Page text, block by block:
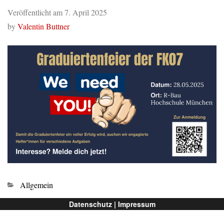
Veröffentlicht am7. April 2025
byValentin Buttner
Kategorien
Allgemein
Datenschutz | Impressum